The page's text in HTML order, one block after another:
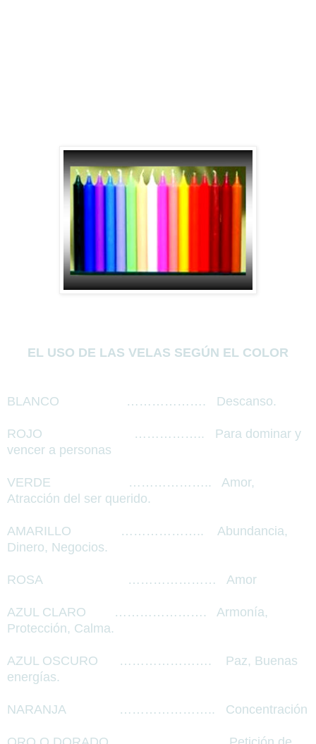
EL USO DE LAS VELAS SEGÚN EL COLOR
BLANCO ………………. Descanso.
ROJO ……………..
Para dominar y
vencer a personas
VERDE ………………..
Amor,
Atracción del ser querido.
AMARILLO ………………..
Abundancia,
Dinero, Negocios.
ROSA ………………… Amor
AZUL CLARO ………………….
Armonía,
Protección, Calma.
AZUL OSCURO ………………….
Paz, Buenas
energías.
NARANJA ………………….. Concentración